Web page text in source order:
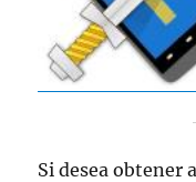
Si desea obtener